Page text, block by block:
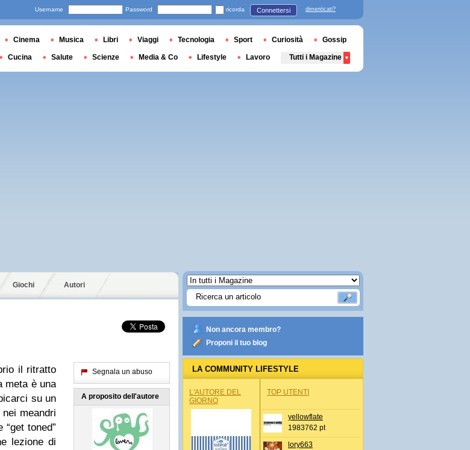
Giochi Autori
il ritratto
meta è una
su un
meandri
toned”
lezione di
Segnala un abuso
A proposito dell'autore
Non ancora membro?
Proponi il tuo blog
LA COMMUNITY LIFESTYLE
L'AUTORE DEL
GIORNO
TOP UTENTI
yellowflate
1983762 pt
lory663
Username Password ricorda Connettersi dimenticati?
Cinema Musica Libri Viaggi Tecnologia Sport Curiosità Gossip
Cucina Salute Scienze Media & Co Lifestyle Lavoro Tutti i Magazine